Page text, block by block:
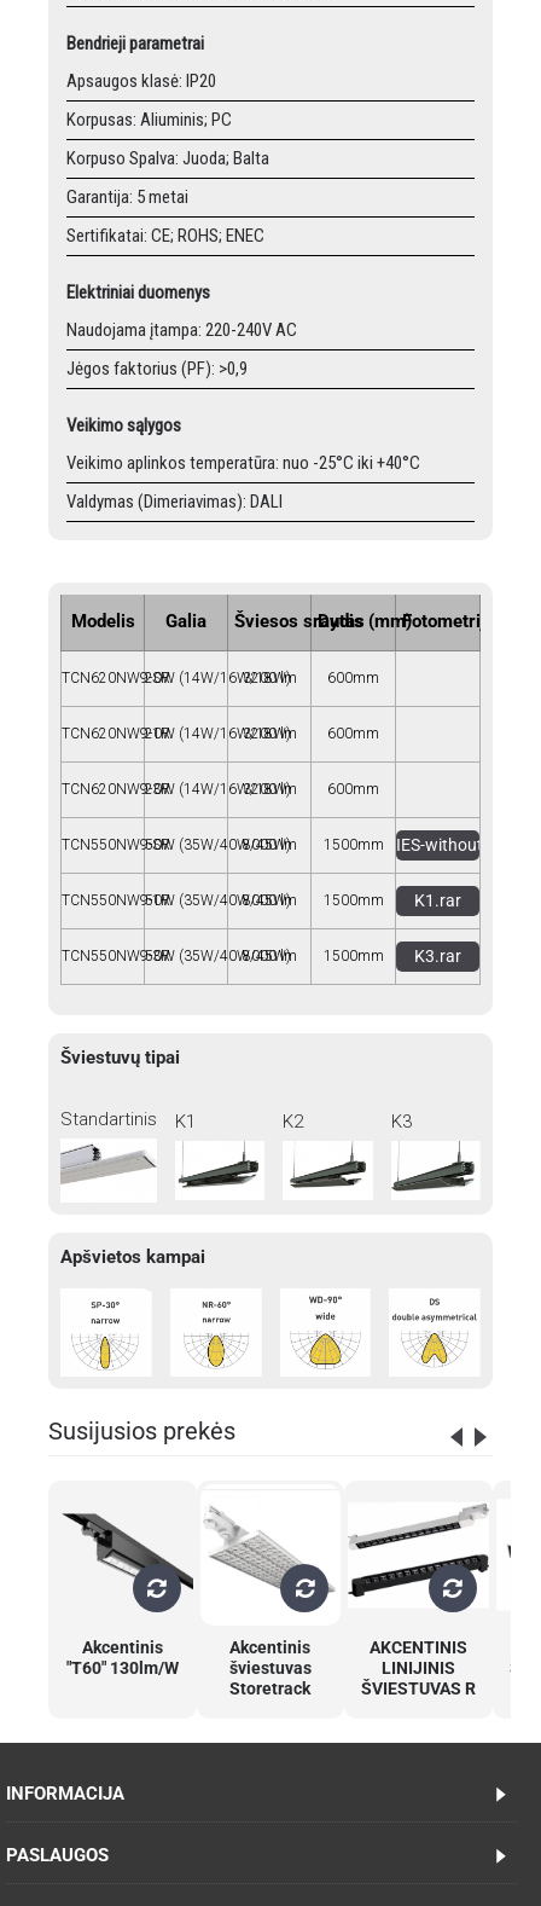
Bendrieji parametrai
Apsaugos klasė: IP20
Korpusas: Aliuminis; PC
Korpuso Spalva: Juoda; Balta
Garantija: 5 metai
Sertifikatai: CE; ROHS; ENEC
Elektriniai duomenys
Naudojama įtampa: 220-240V AC
Jėgos faktorius (PF): >0,9
Veikimo sąlygos
Veikimo aplinkos temperatūra: nuo -25°C iki +40°C
Valdymas (Dimeriavimas): DALI
Modelis Galia Šviesos srautasDydis (mm)Fotometrija
TCN620NW9-SR20W (14W/16W/18W)
3200 lm 600mm
TCN620NW9-1R20W (14W/16W/18W)
3200 lm 600mm
TCN620NW9-3R20W (14W/16W/18W)
3200 lm 600mm
TCN550NW9-SR50W (35W/40W/45W)
8000 lm 1500mm IES-without-
TCN550NW9-1R50W (35W/40W/45W)
8000 lm 1500mm K1.rar
TCN550NW9-3R50W (35W/40W/45W)
8000 lm 1500mm K3.rar
Šviestuvų tipai
Standartinis K1 K2 K3
Apšvietos kampai
Susijusios prekės
Akcentinis
"T60" 130lm/W
Akcentinis
šviestuvas
Storetrack
AKCENTINIS
LINIJINIS
ŠVIESTUVAS R
INFORMACIJA
PASLAUGOS